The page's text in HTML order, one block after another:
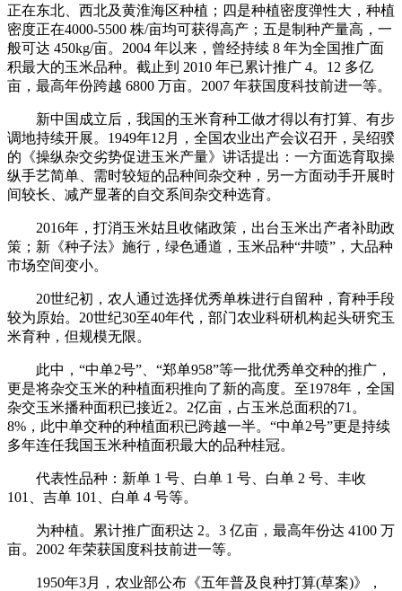
正在东北、西北及黄淮海区种植；四是种植密度弹性大，种植
密度正在4000-5500 株/亩均可获得高产；五是制种产量高，一
般可达 450kg/亩。2004 年以来，曾经持续 8 年为全国推广面
积最大的玉米品种。截止到 2010 年已累计推广 4。12 多亿
亩，最高年份跨越 6800 万亩。2007 年获国度科技前进一等。
新中国成立后，我国的玉米育种工做才得以有打算、有步
调地持续开展。1949年12月，全国农业出产会议召开，吴绍骙
的《操纵杂交劣势促进玉米产量》讲话提出：一方面选育取操
纵手艺简单、需时较短的品种间杂交种，另一方面动手开展时
间较长、减产显著的自交系间杂交种选育。
2016年，打消玉米姑且收储政策，出台玉米出产者补助政
策；新《种子法》施行，绿色通道，玉米品种“井喷”，大品种
市场空间变小。
20世纪初，农人通过选择优秀单株进行自留种，育种手段
较为原始。20世纪30至40年代，部门农业科研机构起头研究玉
米育种，但规模无限。
此中，“中单2号”、“郑单958”等一批优秀单交种的推广，
更是将杂交玉米的种植面积推向了新的高度。至1978年，全国
杂交玉米播种面积已接近2。2亿亩，占玉米总面积的71。
8%，此中单交种的种植面积已跨越一半。“中单2号”更是持续
多年连任我国玉米种植面积最大的品种桂冠。
代表性品种：新单 1 号、白单 1 号、白单 2 号、丰收
101、吉单 101、白单 4 号等。
为种植。累计推广面积达 2。3 亿亩，最高年份达 4100 万
亩。2002 年荣获国度科技前进一等。
1950年3月，农业部公布《五年普及良种打算(草案)》，